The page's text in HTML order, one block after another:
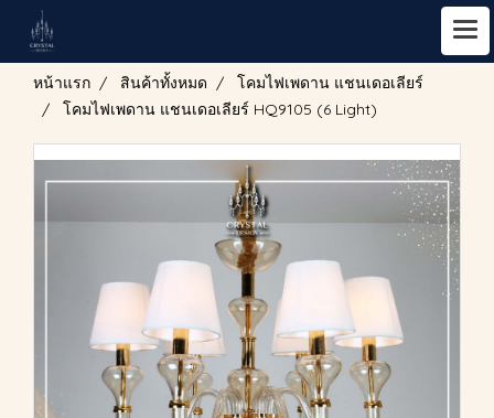
หน้าแรก สินค้าทั้งหมด
โคมไฟเพดาน แชนเดอเลียร์
โคมไฟเพดาน แชนเดอเลียร์ HQ9105 (6 Light)